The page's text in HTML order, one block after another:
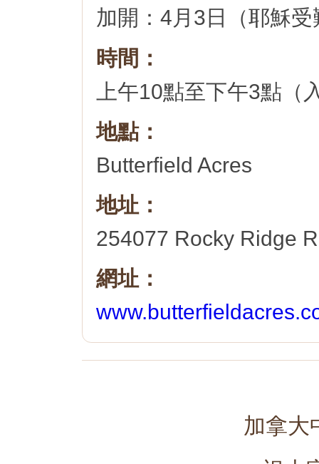
加開：4月3日（耶穌受
時間：
上午10點至下午3點（
地點：
Butterfield Acres
地址：
254077 Rocky Ridge
網址：
加拿大